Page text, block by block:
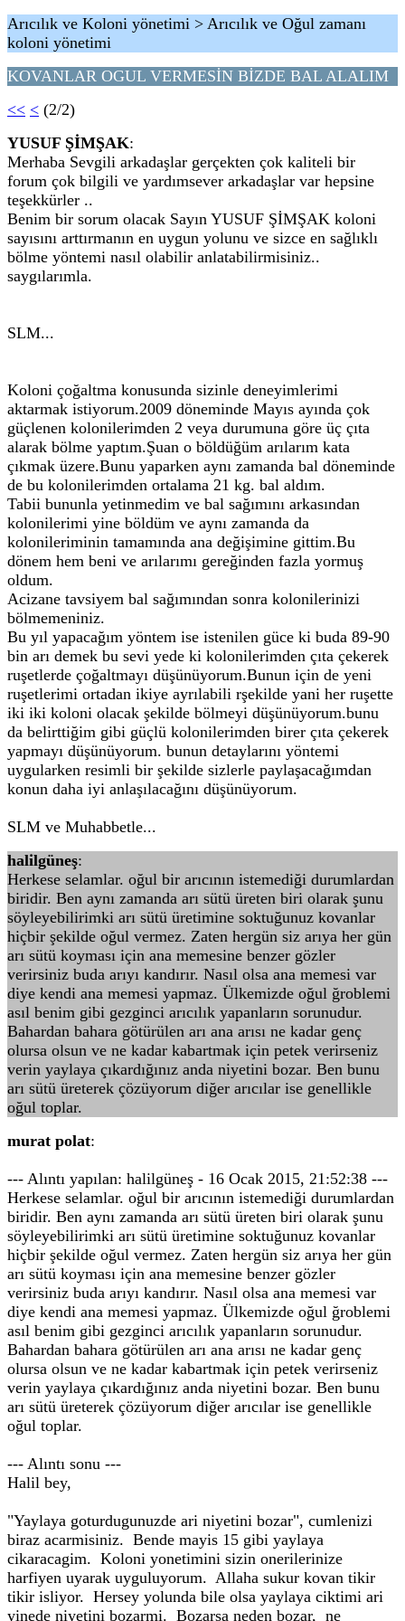
Arıcılık ve Koloni yönetimi > Arıcılık ve Oğul zamanı
koloni yönetimi
KOVANLAR OGUL VERMESİN BİZDE BAL ALALIM
<< < (2/2)
YUSUF ŞİMŞAK:
Merhaba Sevgili arkadaşlar gerçekten çok kaliteli bir
forum çok bilgili ve yardımsever arkadaşlar var hepsine
teşekkürler ..
Benim bir sorum olacak Sayın YUSUF ŞİMŞAK koloni
sayısını arttırmanın en uygun yolunu ve sizce en sağlıklı
bölme yöntemi nasıl olabilir anlatabilirmisiniz..
saygılarımla.
SLM...
Koloni çoğaltma konusunda sizinle deneyimlerimi
aktarmak istiyorum.2009 döneminde Mayıs ayında çok
güçlenen kolonilerimden 2 veya durumuna göre üç çıta
alarak bölme yaptım.Şuan o böldüğüm arılarım kata
çıkmak üzere.Bunu yaparken aynı zamanda bal döneminde
de bu kolonilerimden ortalama 21 kg. bal aldım.
Tabii bununla yetinmedim ve bal sağımını arkasından
kolonilerimi yine böldüm ve aynı zamanda da
kolonileriminin tamamında ana değişimine gittim.Bu
dönem hem beni ve arılarımı gereğinden fazla yormuş
oldum.
Acizane tavsiyem bal sağımından sonra kolonilerinizi
bölmemeniniz.
Bu yıl yapacağım yöntem ise istenilen güce ki buda 89-90
bin arı demek bu sevi yede ki kolonilerimden çıta çekerek
ruşetlerde çoğaltmayı düşünüyorum.Bunun için de yeni
ruşetlerimi ortadan ikiye ayrılabili rşekilde yani her ruşette
iki iki koloni olacak şekilde bölmeyi düşünüyorum.bunu
da belirttiğim gibi güçlü kolonilerimden birer çıta çekerek
yapmayı düşünüyorum. bunun detaylarını yöntemi
uygularken resimli bir şekilde sizlerle paylaşacağımdan
konun daha iyi anlaşılacağını düşünüyorum.
SLM ve Muhabbetle...
halilgüneş:
Herkese selamlar. oğul bir arıcının istemediği durumlardan
biridir. Ben aynı zamanda arı sütü üreten biri olarak şunu
söyleyebilirimki arı sütü üretimine soktuğunuz kovanlar
hiçbir şekilde oğul vermez. Zaten hergün siz arıya her gün
arı sütü koyması için ana memesine benzer gözler
verirsiniz buda arıyı kandırır. Nasıl olsa ana memesi var
diye kendi ana memesi yapmaz. Ülkemizde oğul ğroblemi
asıl benim gibi gezginci arıcılık yapanların sorunudur.
Bahardan bahara götürülen arı ana arısı ne kadar genç
olursa olsun ve ne kadar kabartmak için petek verirseniz
verin yaylaya çıkardığınız anda niyetini bozar. Ben bunu
arı sütü üreterek çözüyorum diğer arıcılar ise genellikle
oğul toplar.
murat polat:
--- Alıntı yapılan: halilgüneş - 16 Ocak 2015, 21:52:38 ---
Herkese selamlar. oğul bir arıcının istemediği durumlardan
biridir. Ben aynı zamanda arı sütü üreten biri olarak şunu
söyleyebilirimki arı sütü üretimine soktuğunuz kovanlar
hiçbir şekilde oğul vermez. Zaten hergün siz arıya her gün
arı sütü koyması için ana memesine benzer gözler
verirsiniz buda arıyı kandırır. Nasıl olsa ana memesi var
diye kendi ana memesi yapmaz. Ülkemizde oğul ğroblemi
asıl benim gibi gezginci arıcılık yapanların sorunudur.
Bahardan bahara götürülen arı ana arısı ne kadar genç
olursa olsun ve ne kadar kabartmak için petek verirseniz
verin yaylaya çıkardığınız anda niyetini bozar. Ben bunu
arı sütü üreterek çözüyorum diğer arıcılar ise genellikle
oğul toplar.
--- Alıntı sonu ---
Halil bey,
"Yaylaya goturdugunuzde ari niyetini bozar", cumlenizi
biraz acarmisiniz. Bende mayis 15 gibi yaylaya
cikaracagim. Koloni yonetimini sizin onerilerinize
harfiyen uyarak uyguluyorum. Allaha sukur kovan tikir
tikir isliyor. Hersey yolunda bile olsa yaylaya ciktimi ari
yinede niyetini bozarmi. Bozarsa neden bozar, ne